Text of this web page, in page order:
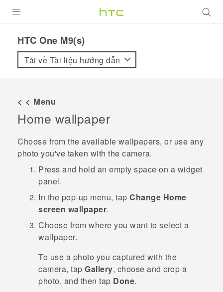
VIVE
VIVERSE
ỨNG DỤNG
HỖ TRỢ
HTC One M9(s)‎
Tải về Tài liệu hướng dẫn
< < Menu
Home wallpaper
Choose from the available wallpapers, or use any
photo you've taken with the camera.
Press and hold an empty space on a widget
panel.
In the pop-up menu, tap Change Home
screen wallpaper.
Choose from where you want to select a
wallpaper.
To use a photo you captured with the
camera, tap Gallery, choose and crop a
photo, and then tap Done.